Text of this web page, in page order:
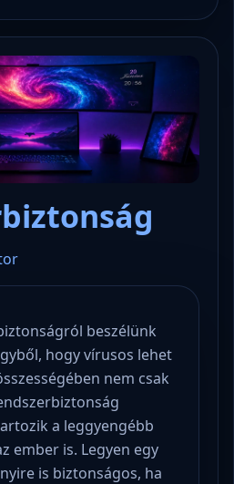
beszélünk
hogy vírusos lehet
nem csak
a leggyengébb
ember is. Legyen egy
is biztonságos, ha